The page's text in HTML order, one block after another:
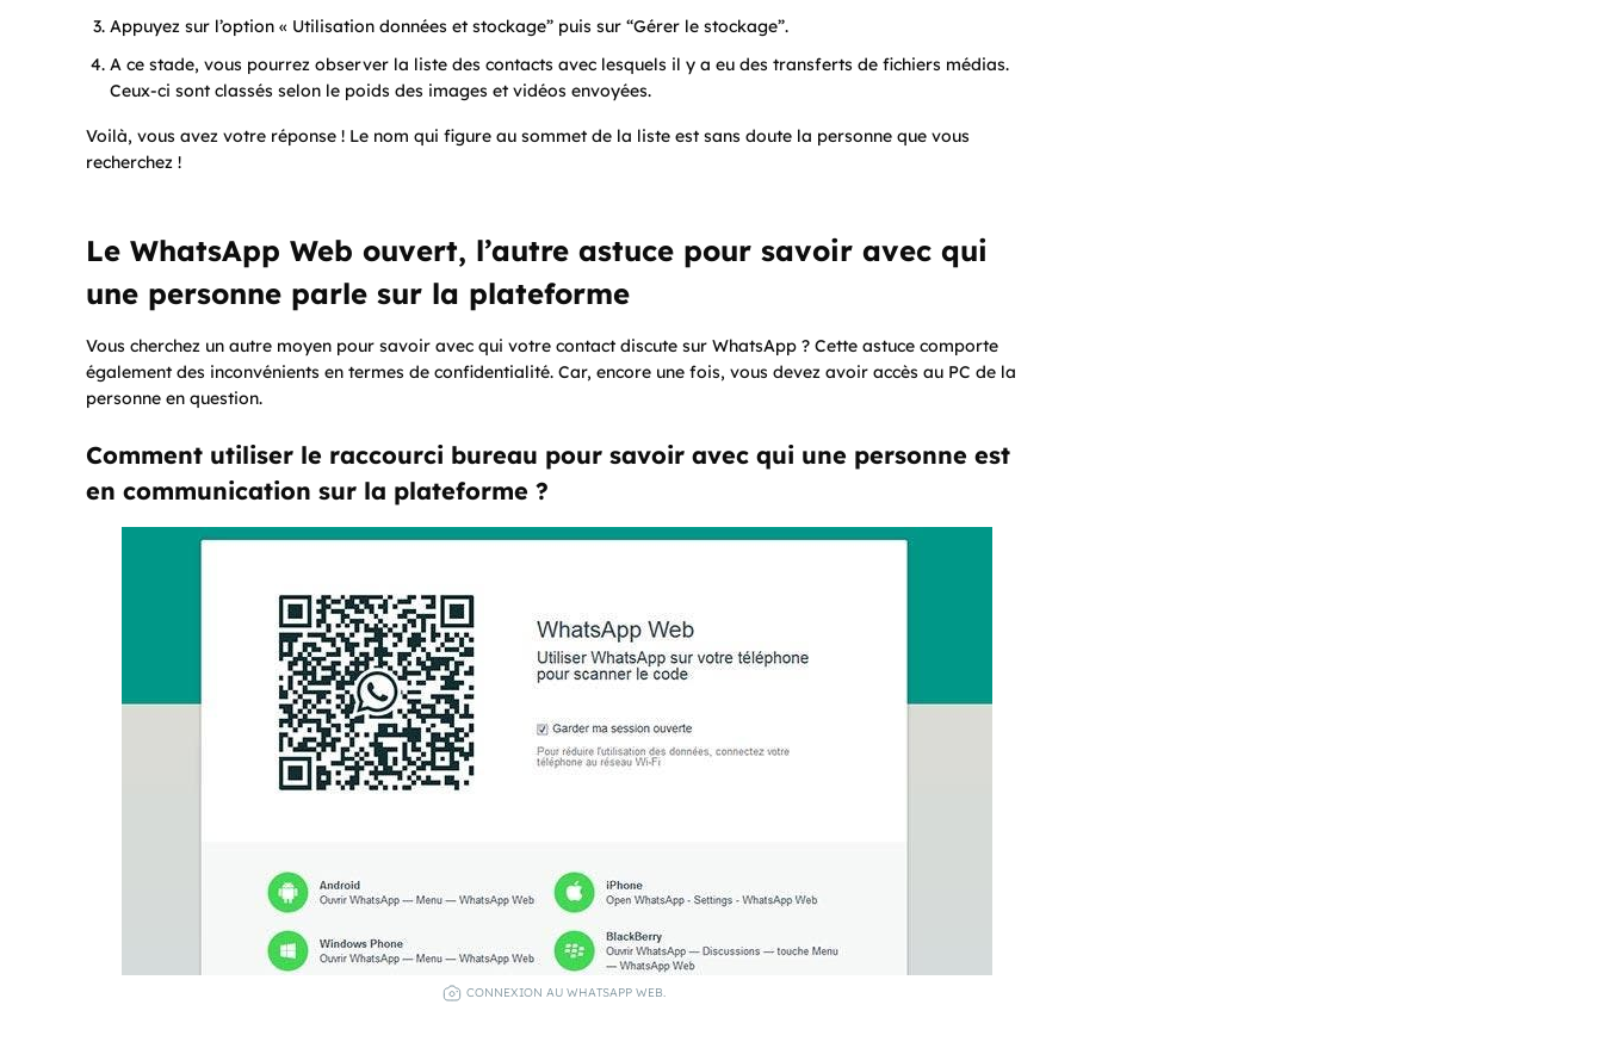
Appuyez sur l’option « Utilisation données et stockage” puis sur “Gérer le stockage”.
A ce stade, vous pourrez observer la liste des contacts avec lesquels il y a eu des transferts de fichiers médias.
Ceux-ci sont classés selon le poids des images et vidéos envoyées.
Voilà, vous avez votre réponse ! Le nom qui figure au sommet de la liste est sans doute la personne que vous
recherchez !
Le WhatsApp Web ouvert, l’autre astuce pour savoir avec qui
une personne parle sur la plateforme
Vous cherchez un autre moyen pour savoir avec qui votre contact discute sur WhatsApp ? Cette astuce comporte
également des inconvénients en termes de confidentialité. Car, encore une fois, vous devez avoir accès au PC de la
personne en question.
Comment utiliser le raccourci bureau pour savoir avec qui une personne est
en communication sur la plateforme ?
CONNEXION AU WHATSAPP WEB.